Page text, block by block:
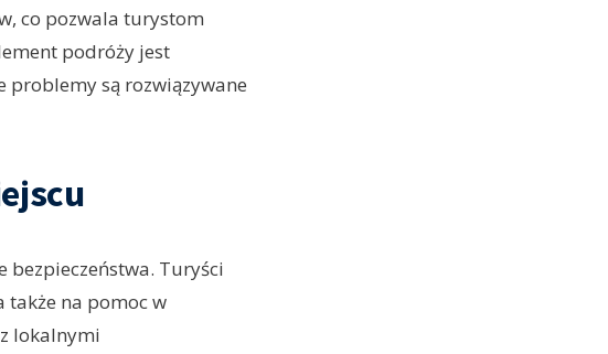
co pozwala turystom
podróży jest
problemy są rozwiązywane
bezpieczeństwa. Turyści
także na pomoc w
lokalnymi